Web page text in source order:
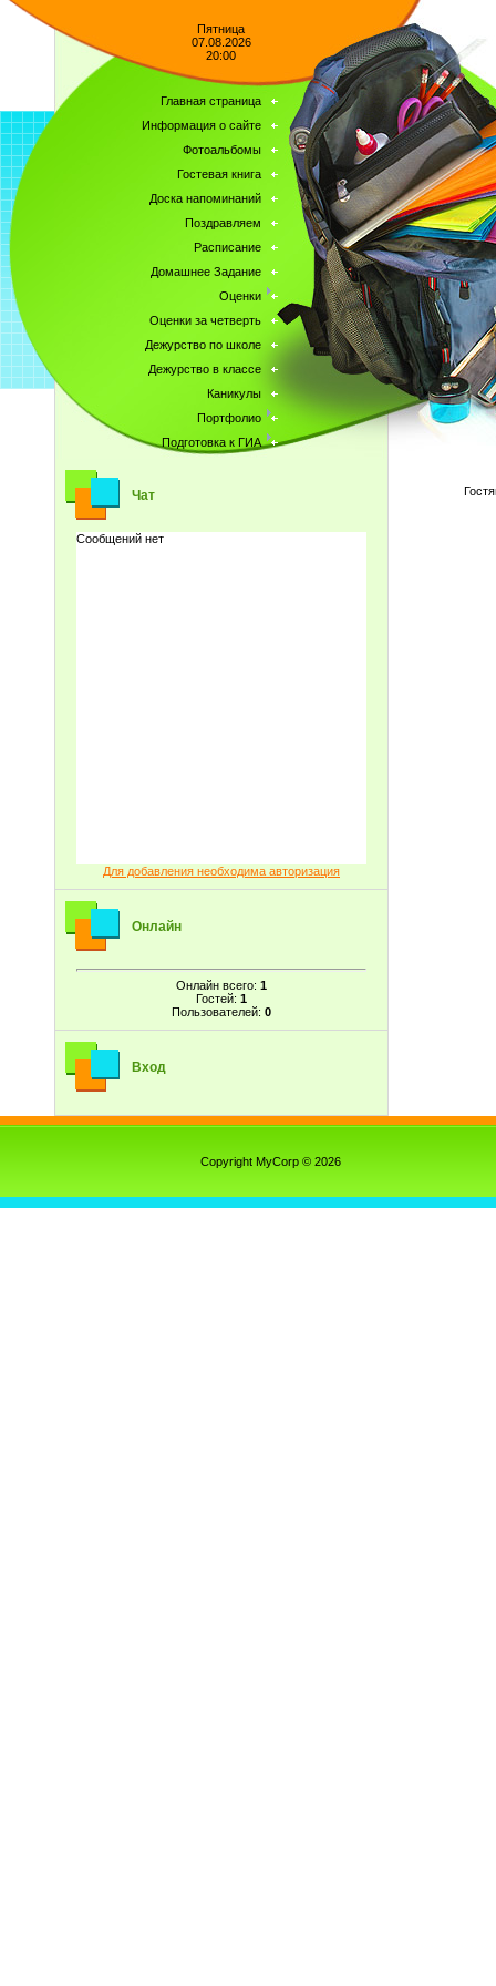
Пятница
07.08.2026
20:00
Главная страница
Информация о сайте
Фотоальбомы
Гостевая книга
Доска напоминаний
Поздравляем
Расписание
Домашнее Задание
Оценки
Оценки за четверть
Дежурство по школе
Дежурство в классе
Каникулы
Портфолио
Подготовка к ГИА
Чат
Для добавления необходима авторизация
Онлайн
Онлайн всего: 1
Гостей: 1
Пользователей: 0
Вход
Copyright MyCorp © 2026